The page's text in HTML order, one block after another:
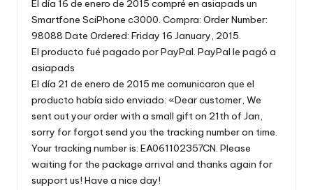
El día 16 de enero de 2015 compré en asiapads un
Smartfone SciPhone c3000. Compra: Order Number:
98088 Date Ordered: Friday 16 January, 2015.
El producto fué pagado por PayPal. PayPal le pagó a
asiapads
El día 21 de enero de 2015 me comunicaron que el
producto había sido enviado: «Dear customer, We
sent out your order with a small gift on 21th of Jan,
sorry for forgot send you the tracking number on time.
Your tracking number is: EA061102357CN. Please
waiting for the package arrival and thanks again for
support us! Have a nice day!